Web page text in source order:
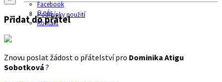
Facebook
O nás
Podmínky použití
Kontakt
Přidat do přátel
Znovu poslat žádost o přátelství pro Dominika Atigu
Sobotková ?